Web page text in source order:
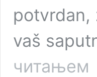
potvrdan,
vaš
читањем